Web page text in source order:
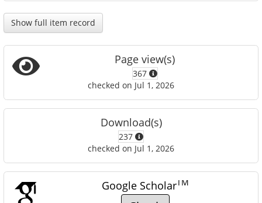
Show full item record
Page view(s)
367
checked on Jul 1, 2026
Download(s)
237
checked on Jul 1, 2026
Google ScholarTM